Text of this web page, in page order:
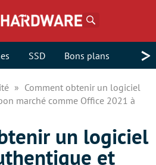
SSD Bons plans >
Comment obtenir un logiciel
marché comme Office 2021 à
un logiciel
et